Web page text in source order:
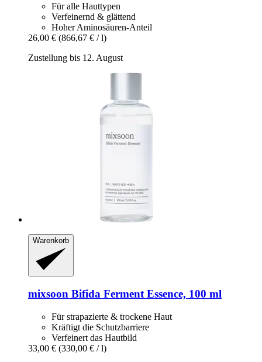
Für alle Hauttypen
Verfeinernd & glättend
Hoher Aminosäuren-Anteil
26,00 € (866,67 € / l)
Zustellung bis 12. August
Warenkorb
mixsoon Bifida Ferment Essence, 100 ml
Für strapazierte & trockene Haut
Kräftigt die Schutzbarriere
Verfeinert das Hautbild
33,00 € (330,00 € / l)